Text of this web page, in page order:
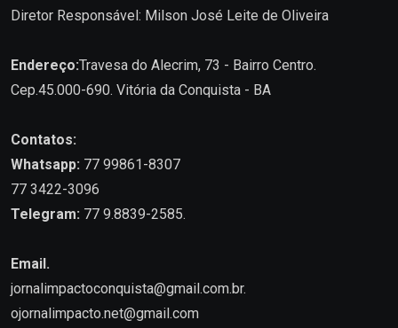
Diretor Responsável: Milson José Leite de Oliveira
Endereço:Travesa do Alecrim, 73 - Bairro Centro.
Cep.45.000-690. Vitória da Conquista - BA
Contatos:
Whatsapp: 77 99861-8307
77 3422-3096
Telegram: 77 9.8839-2585.
Email.
jornalimpactoconquista@gmail.com.br.
ojornalimpacto.net@gmail.com